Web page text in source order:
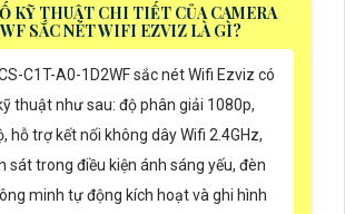
KỸ THUẬT CHI TIẾT CỦA CAMERA
SẮC NÉT WIFI EZVIZ LÀ GÌ?
C1T-A0-1D2WF sắc nét Wifi Ezviz có
thuật như sau: độ phân giải 1080p,
hỗ trợ kết nối không dây Wifi 2.4GHz,
sát trong điều kiện ánh sáng yếu, đèn
minh tự động kích hoạt và ghi hình